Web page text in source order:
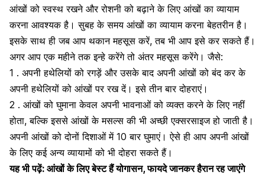
आंखों को स्वस्थ रखने और रोशनी को बढ़ाने के लिए आंखों का व्यायाम
करना आवश्यक है। सुबह के समय आंखों का व्यायाम करना बेहतरीन है।
इसके साथ ही जब आप थकान महसूस करें, तब भी आप इसे कर सकते हैं।
अगर आप एक महीने तक इन्हे करेंगे तो अंतर महसूस करेंगे। जैसे:
1 . अपनी हथेलियों को रगड़ें और उसके बाद अपनी आंखों को बंद कर के
अपनी हथेलियों को आंखों पर रख दें। इसे तीन बार दोहराएं।
2 . आंखों को घुमाना केवल अपनी भावनाओं को व्यक्त करने के लिए नहीं
होता, बल्कि इससे आंखों केमसल्स की भी अच्छी एक्सरसाइज हो जाती है।
अपनी आंखों को दोनों दिशाओं में 10 बार घुमाएं।ऐसे ही आप अपनी आंखों
के लिए कई अन्य व्यायामों को भी दोहरा सकते हैं।
यह भी पढ़ें: आंखों के लिए बेस्ट हैं योगासन, फायदे जानकर हैरान रह जाएंगे